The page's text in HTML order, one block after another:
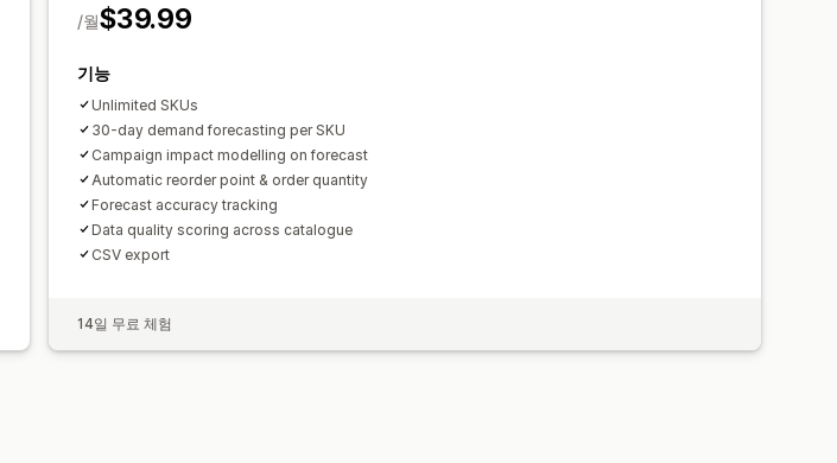
$39.99
/월
기능
Unlimited SKUs
30-day demand forecasting per SKU
Campaign impact modelling on forecast
Automatic reorder point & order quantity
Forecast accuracy tracking
Data quality scoring across catalogue
CSV export
14일 무료 체험